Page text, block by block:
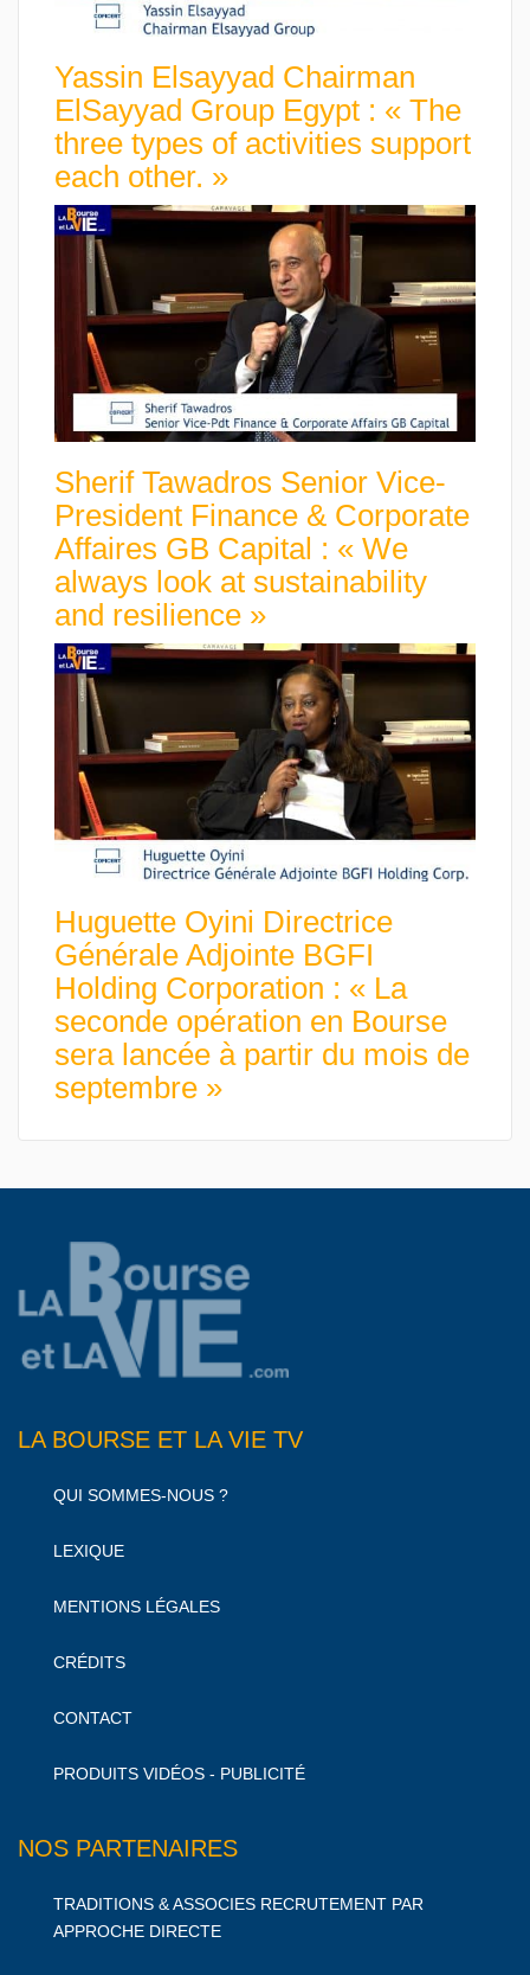
Yassin Elsayyad Chairman
ElSayyad Group Egypt : « The
three types of activities support
each other. »
Sherif Tawadros Senior Vice-
President Finance & Corporate
Affaires GB Capital : « We
always look at sustainability
and resilience »
Huguette Oyini Directrice
Générale Adjointe BGFI
Holding Corporation : « La
seconde opération en Bourse
sera lancée à partir du mois de
septembre »
LA BOURSE ET LA VIE TV
QUI SOMMES-NOUS ?
LEXIQUE
MENTIONS LÉGALES
CRÉDITS
CONTACT
PRODUITS VIDÉOS - PUBLICITÉ
NOS PARTENAIRES
TRADITIONS & ASSOCIES RECRUTEMENT PAR
APPROCHE DIRECTE